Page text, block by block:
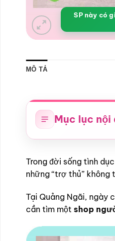
SP này có
MÔ TẢ
Mục lục nội
Trong đời sống tình
những “trợ thủ”
Tại Quảng Ngãi, ngày
cần tìm một shop